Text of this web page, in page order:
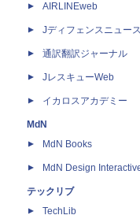
AIRLINEweb
Jディフェンスニュー
通訳翻訳ジャーナル
JレスキューWeb
イカロスアカデミー
MdN
MdN Books
MdN Design
テックリブ
TechLib